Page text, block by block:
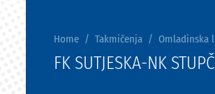
Home Takmičenja Omladinska
FK SUTJESKA-NK